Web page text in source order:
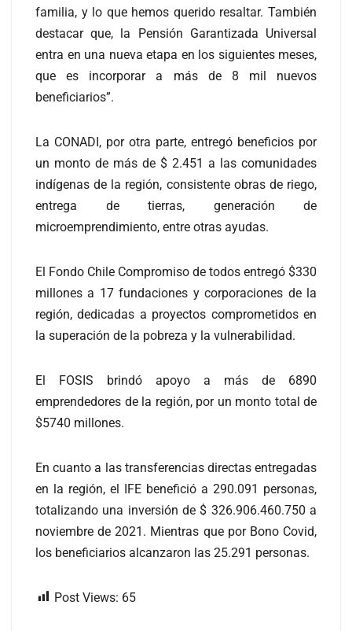
familia, y lo que hemos querido resaltar. También
destacar que, la Pensión Garantizada Universal
entra en una nueva etapa en los siguientes meses,
que es incorporar a más de 8 mil nuevos
beneficiarios”.
La CONADI, por otra parte, entregó beneficios por
un monto de más de $ 2.451 a las comunidades
indígenas de la región, consistente obras de riego,
entrega de tierras, generación de
microemprendimiento, entre otras ayudas.
El Fondo Chile Compromiso de todos entregó $330
millones a 17 fundaciones y corporaciones de la
región, dedicadas a proyectos comprometidos en
la superación de la pobreza y la vulnerabilidad.
El FOSIS brindó apoyo a más de 6890
emprendedores de la región, por un monto total de
$5740 millones.
En cuanto a las transferencias directas entregadas
en la región, el IFE benefició a 290.091 personas,
totalizando una inversión de $ 326.906.460.750 a
noviembre de 2021. Mientras que por Bono Covid,
los beneficiarios alcanzaron las 25.291 personas.
Post Views: 65